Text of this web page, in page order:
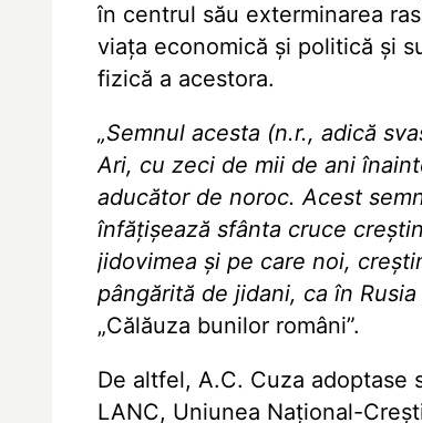
în centrul său exterminarea
viața economică și politică și
fizică a acestora.
„Semnul acesta (n.r., adică
Ari, cu zeci de mii de ani
aducător de noroc. Acest
înfățișează sfânta cruce
jidovimea și pe care noi,
pângărită de jidani, ca în
„Călăuza bunilor români”.
De altfel, A.C. Cuza adoptase
LANC, Uniunea Național-